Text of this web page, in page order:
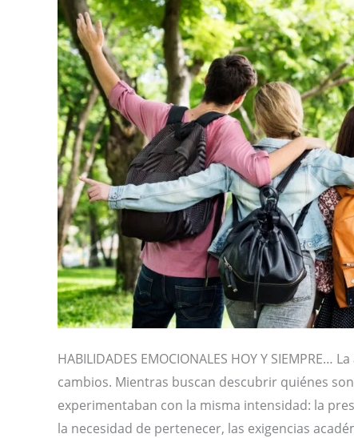
HABILIDADES EMOCIONALES HOY Y
cambios. Mientras buscan descubrir quiénes
experimentaban con la misma intensidad: la
la necesidad de pertenecer, las exigencias